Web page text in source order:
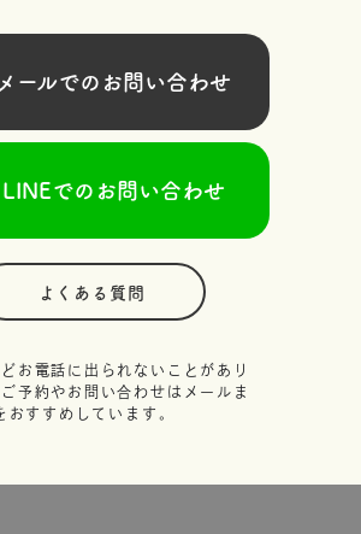
でのお問い合わせ
でのお問い合わせ
よくある質問
お電話に出られないことがあり
予約やお問い合わせはメールま
おすすめしています。